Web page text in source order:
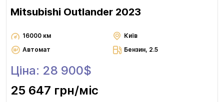
Mitsubishi Outlander 2023
16000 км
Київ
Автомат
Бензин, 2.5
Ціна: 28 900$
25 647 грн/міс